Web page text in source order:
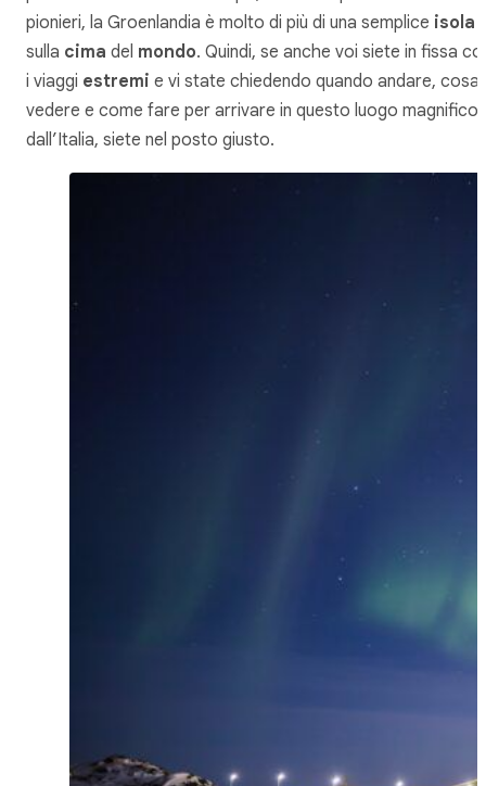
pionieri, la Groenlandia è molto di più di una semplice isola
sulla cima del mondo. Quindi, se anche voi siete in fissa
i viaggi estremi e vi state chiedendo quando andare, cosa
vedere e come fare per arrivare in questo luogo magnifico
dall’Italia, siete nel posto giusto.